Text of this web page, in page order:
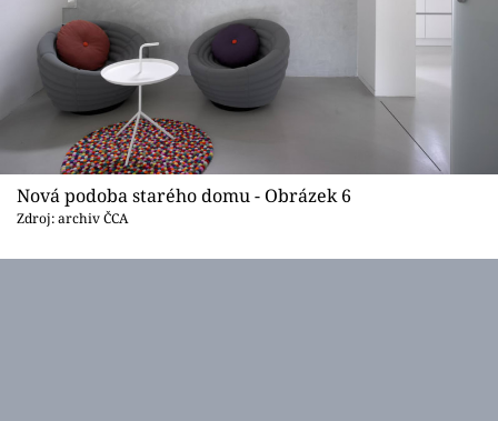
Nová podoba starého domu - Obrázek 6
Zdroj: archiv ČCA